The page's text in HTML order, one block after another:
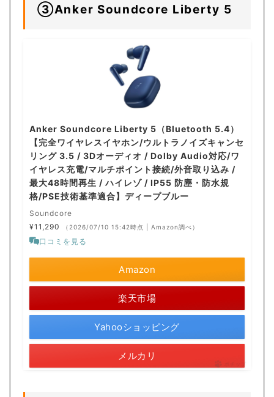
③Anker Soundcore Liberty 5
Anker Soundcore Liberty 5（Bluetooth 5.4）
【完全ワイヤレスイヤホン/ウルトラノイズキャンセ
リング 3.5 / 3Dオーディオ / Dolby Audio対応/ワ
イヤレス充電/マルチポイント接続/外音取り込み /
最大48時間再生 / ハイレゾ / IP55 防塵・防水規
格/PSE技術基準適合】ディープブルー
Soundcore
¥11,290
（2026/07/10 15:42時点 | Amazon調べ）
口コミを見る
Amazon
楽天市場
Yahooショッピング
メルカリ
ポチップ